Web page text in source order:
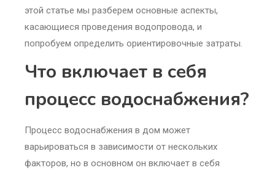
этой статье мы разберем основные аспекты,
касающиеся проведения водопровода, и
попробуем определить ориентировочные затраты.
Что включает в себя
процесс водоснабжения?
Процесс водоснабжения в дом может
варьироваться в зависимости от нескольких
факторов, но в основном он включает в себя